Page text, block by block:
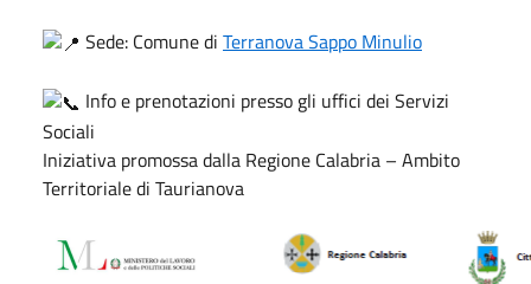
Sede: Comune di Terranova Sappo Minulio
Info e prenotazioni presso gli uffici dei Servizi
Sociali
Iniziativa promossa dalla Regione Calabria – Ambito
Territoriale di Taurianova